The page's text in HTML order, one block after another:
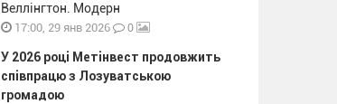
Веллінгтон. Модерн
17:00, 29 янв 2026 0
У 2026 році Метінвест продовжить
співпрацю з Лозуватською
громадою